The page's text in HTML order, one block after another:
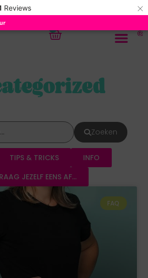
Reviews ×
Zoeken
TIPS & TRICKS
INFO
JEZELF EENS AF...
FAQ